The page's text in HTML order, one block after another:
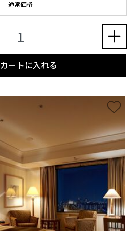
通常価格
カートに入れる